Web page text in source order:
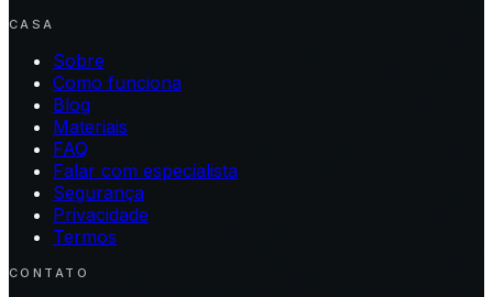
CASA
Sobre
Como funciona
Blog
Materiais
FAQ
Falar com especialista
Segurança
Privacidade
Termos
CONTATO